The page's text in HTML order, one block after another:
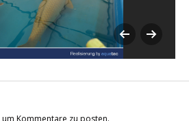
um Kommentare zu posten.